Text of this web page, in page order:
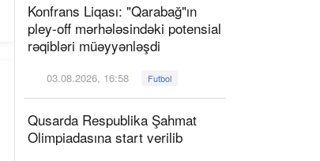
Konfrans Liqası: "Qarabağ"ın
pley-off mərhələsindəki potensial
rəqibləri müəyyənləşdi
03.08.2026, 16:58 Futbol
Qusarda Respublika Şahmat
Olimpiadasına start verilib